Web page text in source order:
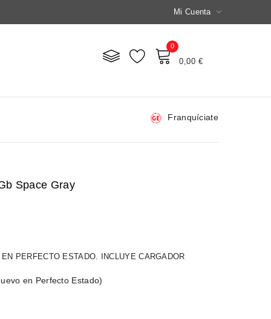
Mi Cuenta 
0
0,00 €
Franquíciate
Space Gray
PERFECTO ESTADO. INCLUYE CARGADOR
en Perfecto Estado)